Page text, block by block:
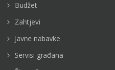
Budžet
Zahtjevi
Javne nabavke
Servisi građana